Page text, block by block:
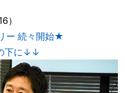
）
ー 続々開始★
下に↓↓